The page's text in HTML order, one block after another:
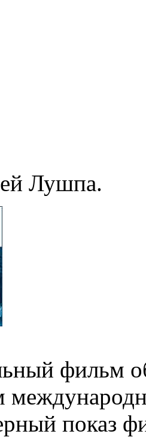
Лушпа.
фильм
показ